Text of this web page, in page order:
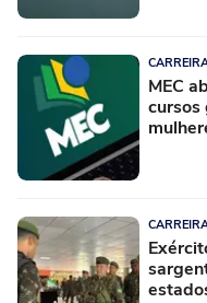
MEC
cursos